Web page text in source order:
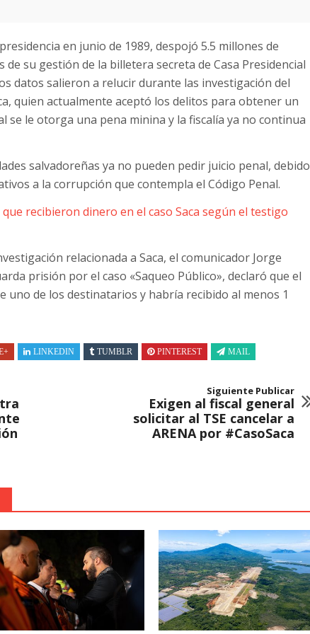
en junio de 1989, despojó 5.5 millones de
su gestión de la billetera secreta de Casa Presidencial
datos salieron a relucir durante las investigación del
quien actualmente aceptó los delitos para obtener un
se le otorga una pena minina y la fiscalía ya no continua
salvadoreñas ya no pueden pedir juicio penal, debido
a la corrupción que contempla el Código Penal.
recibieron dinero en el caso Saca según el testigo
relacionada a Saca, el comunicador Jorge
prisión por el caso «Saqueo Público», declaró que el
de los destinatarios y habría recibido al menos 1
LINKEDIN TUMBLR PINTEREST MAIL
Siguiente Publicar
Exigen al fiscal general
solicitar al TSE cancelar a
ARENA por #CasoSaca